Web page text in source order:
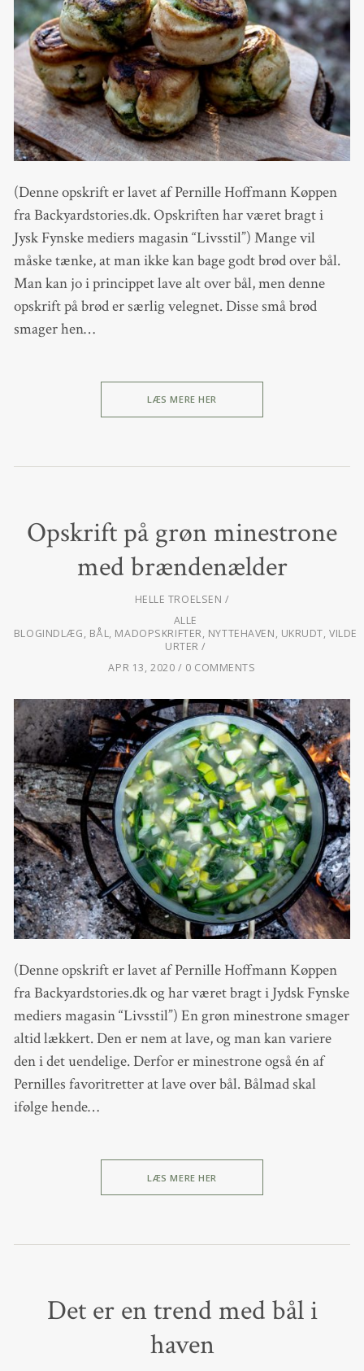
(Denne opskrift er lavet af Pernille Hoffmann Køppen
fra Backyardstories.dk. Opskriften har været bragt i
Jysk Fynske mediers magasin “Livsstil”) Mange vil
måske tænke, at man ikke kan bage godt brød over bål.
Man kan jo i princippet lave alt over bål, men denne
opskrift på brød er særlig velegnet. Disse små brød
smager hen…
LÆS MERE HER
Opskrift på grøn minestrone
med brændenælder
HELLE TROELSEN
ALLE
BLOGINDLÆG, BÅL, MADOPSKRIFTER, NYTTEHAVEN, UKRUDT,VILDE
URTER
APR 13, 2020
0 COMMENTS
(Denne opskrift er lavet af Pernille Hoffmann Køppen
fra Backyardstories.dk og har været bragt i Jydsk Fynske
mediers magasin “Livsstil”) En grøn minestrone smager
altid lækkert. Den er nem at lave, og man kan variere
den i det uendelige. Derfor er minestrone også én af
Pernilles favoritretter at lave over bål. Bålmad skal
ifølge hende…
LÆS MERE HER
Det er en trend med bål i
haven